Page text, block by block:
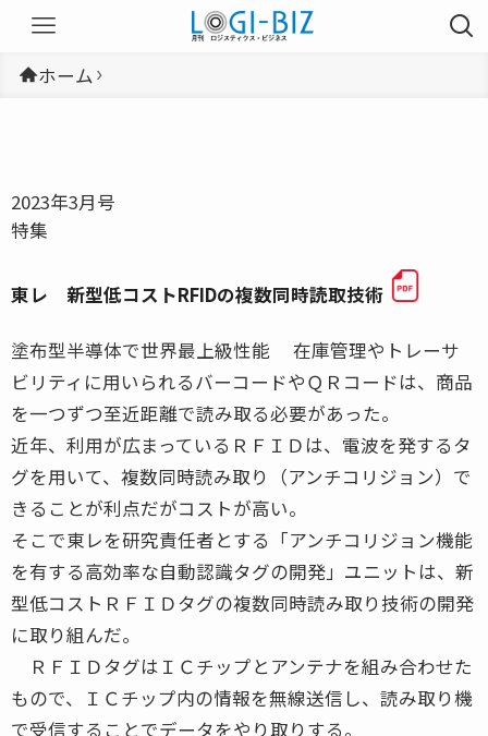
ホーム
2023年3月号
特集
東レ 新型低コストRFIDの複数同時読取技術
塗布型半導体で世界最上級性能 在庫管理やトレーサ
ビリティに用いられるバーコードやＱＲコードは、商品
を一つずつ至近距離で読み取る必要があった。
近年、利用が広まっているＲＦＩＤは、電波を発するタ
グを用いて、複数同時読み取り（アンチコリジョン）で
きることが利点だがコストが高い。
そこで東レを研究責任者とする「アンチコリジョン機能
を有する高効率な自動認識タグの開発」ユニットは、新
型低コストＲＦＩＤタグの複数同時読み取り技術の開発
に取り組んだ。
ＲＦＩＤタグはＩＣチップとアンテナを組み合わせた
もので、ＩＣチップ内の情報を無線送信し、読み取り機
で受信することでデータをやり取りする。